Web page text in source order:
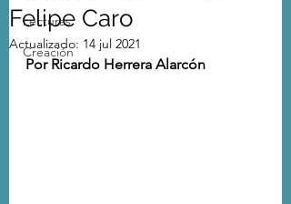
Lecturas
Creación
Felipe Caro
Actualizado: 14 jul 2021
Por Ricardo Herrera Alarcón